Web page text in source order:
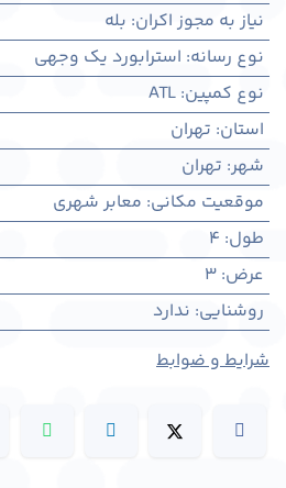
نیاز به مجوز اکران: بله
نوع رسانه: استرابورد یک وجهی
نوع کمپین:
ATL
استان: تهران
شهر: تهران
موقعیت مکانی: معابر شهری
طول:
4
عرض:
3
روشنایی: ندارد
شرایط و ضوابط